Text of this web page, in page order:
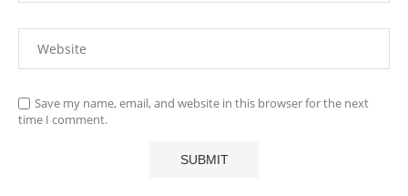
Save my name, email, and website in this browser for the next
time I comment.